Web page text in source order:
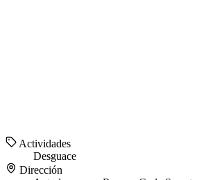
Actividades
Desguace
Dirección